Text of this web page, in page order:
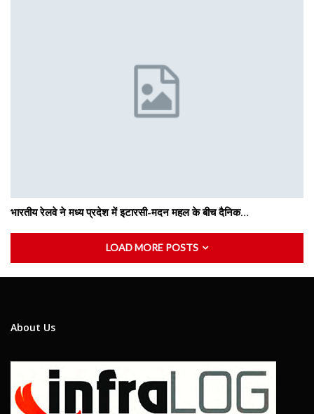
भारतीय रेलवे ने मध्य प्रदेश में इटारसी-मदन महल के बीच दैनिक…
LOAD MORE POSTS
About Us